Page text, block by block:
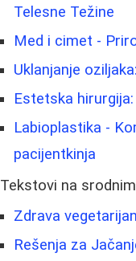
Telesne Težine
Med i cimet -
Uklanjanje
Estetska
Labioplastika -
pacijentkinja
Tekstovi na
Zdrava
Rešenja za